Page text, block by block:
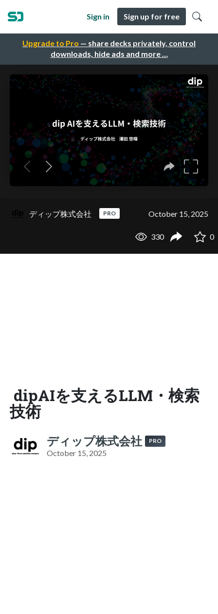
Upgrade to Pro — share decks privately, control
downloads, hide ads and more …
Sign in Sign up for free
ディップ株式会社 PRO October 15, 2025
330 0
dipAIを支えるLLM・検索
技術
ディップ株式会社 PRO
October 15, 2025